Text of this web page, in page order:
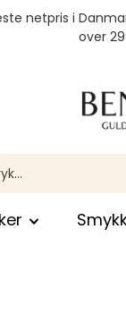
netpris i
over